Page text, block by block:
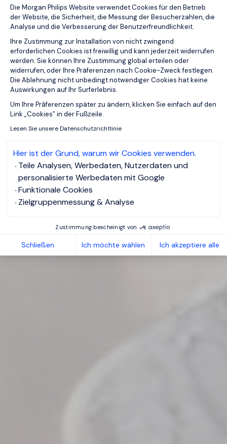
Einwilligungsmanagementplattform:
Die Morgan Philips Website verwendet Cookies für den Betrieb
der Website, die Sicherheit, die Messung der Besucherzahlen, die
Analyse und die Verbesserung der Benutzerfreundlichkeit.
Ihre Zustimmung zur Installation von nicht zwingend
erforderlichen Cookies ist freiwillig und kann jederzeit widerrufen
werden. Sie können Ihre Zustimmung global erteilen oder
widerrufen, oder Ihre Präferenzen nach Cookie-Zweck festlegen.
Die Ablehnung nicht unbedingt notwendiger Cookies hat keine
Auswirkungen auf Ihr Surferlebnis.
Um Ihre Prâferenzen später zu ändern, klicken Sie einfach auf den
Link „Cookies” in der Fußzeile.
Lesen Sie unsere Datenschutzrichtlinie
Hier ist der Grund, warum wir Cookies verwenden.
Teile Analysen, Werbedaten, Nutzerdaten und
personalisierte Werbedaten mit Google
Funktionale Cookies
Zielgruppenmessung & Analyse
Zustimmung bescheinigt von
Schließen Ich möchte wählen Ich akzeptiere alle
Axeptio consent